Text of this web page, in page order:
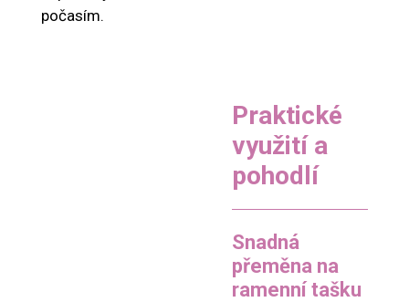
počasím.
Praktické
využití a
pohodlí
Snadná
přeměna na
ramenní tašku